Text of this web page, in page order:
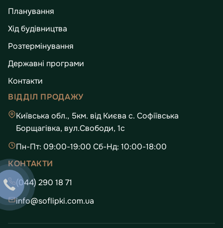
Планування
Хід будівництва
Розтермінування
Державні програми
Контакти
ВІДДІЛ ПРОДАЖУ
Київська обл., 5км. від Києва с. Софіївська
Борщагівка, вул.Свободи, 1с
Пн-Пт: 09:00-19:00 Сб-Нд: 10:00-18:00
КОНТАКТИ
(044) 290 18 71
info@soflipki.com.ua